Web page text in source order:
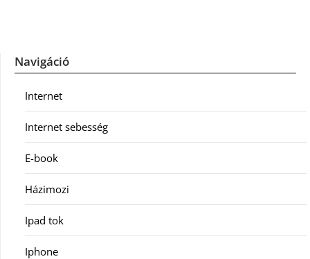
Navigáció
Internet
Internet sebesség
E-book
Házimozi
Ipad tok
Iphone